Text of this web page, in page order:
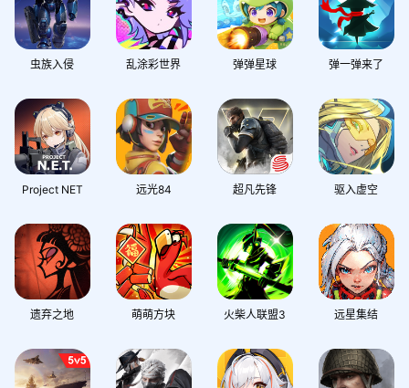
虫族入侵 乱涂彩世界 弹弹星球 弹一弹来了
Project NET 远光84 超凡先锋 驱入虚空
遗弃之地 萌萌方块 火柴人联盟3 远星集结